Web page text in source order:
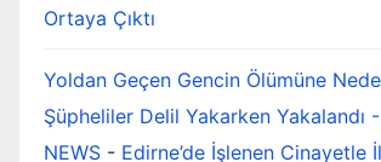
Ortaya Çıktı
Yoldan Geçen Gencin Ölümüne
Şüpheliler Delil Yakarken Yakalandı
NEWS - Edirne’de İşlenen Cinayetle